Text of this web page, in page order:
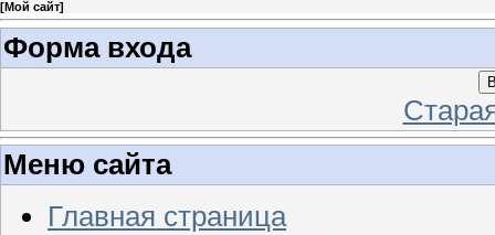
[Мой сайт]
Форма входа
Меню сайта
Главная страница